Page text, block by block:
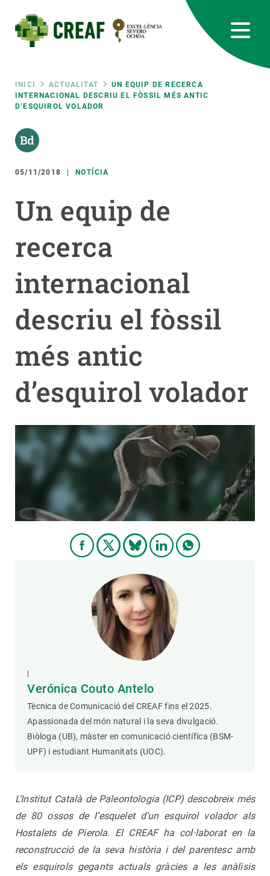
contingut
Fil
d'ariadna
INICI ACTUALITAT
UN EQUIP DE RECERCA
INTERNACIONAL DESCRIU EL FÒSSIL MÉS ANTIC
D’ESQUIROL VOLADOR
05/11/2018 NOTÍCIA
Un equip de
recerca
internacional
descriu el fòssil
més antic
d’esquirol volador
Verónica Couto Antelo
Tècnica de Comunicació del CREAF fins el 2025.
Apassionada del món natural i la seva divulgació.
Biòloga (UB), màster en comunicació científica (BSM-
UPF) i estudiant Humanitats (UOC).
L’Institut Català de Paleontologia (ICP) descobreix més
de 80 ossos de l’esquelet d’un esquirol volador als
Hostalets de Pierola. El CREAF ha col·laborat en la
reconstrucció de la seva història i del parentesc amb
els esquirols gegants actuals gràcies a les anàlisis
RRSS
Featured
responsive
Responsive
menu
RECERCA
CIÈNCIA EN ACCIÓ
NOTÍCIES I AGENDA